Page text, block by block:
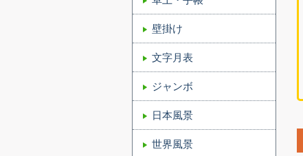
壁掛け
文字月表
ジャンボ
日本風景
世界風景